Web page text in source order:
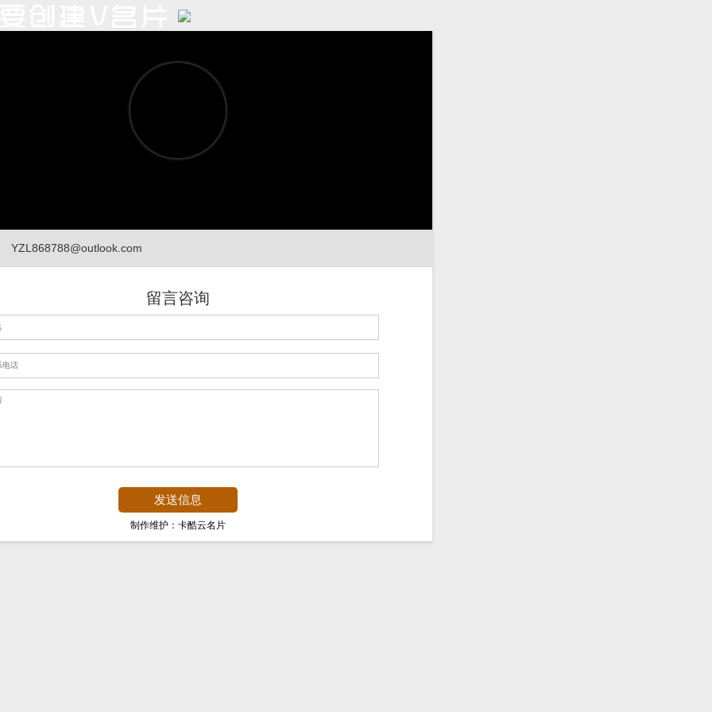
YZL868788@outlook.com
留言咨询
制作维护：卡酷云名片